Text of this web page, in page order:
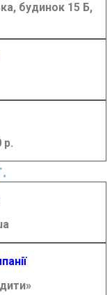
будинок 15 Б,
р.